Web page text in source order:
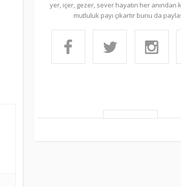
yer, içer, gezer, sever hayatın her anından
mutluluk payı çıkartır bunu da